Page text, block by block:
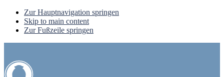
Zur Hauptnavigation springen
Skip to main content
Zur Fußzeile springen